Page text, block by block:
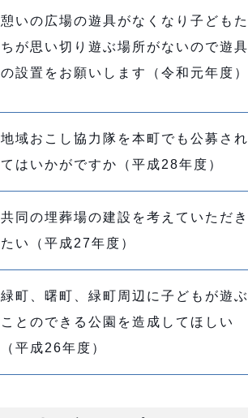
憩いの広場の遊具がなくなり子どもた
ちが思い切り遊ぶ場所がないので遊具
の設置をお願いします（令和元年度）
地域おこし協力隊を本町でも公募され
てはいかがですか（平成28年度）
共同の埋葬場の建設を考えていただき
たい（平成27年度）
緑町、曙町、緑町周辺に子どもが遊ぶ
ことのできる公園を造成してほしい
（平成26年度）